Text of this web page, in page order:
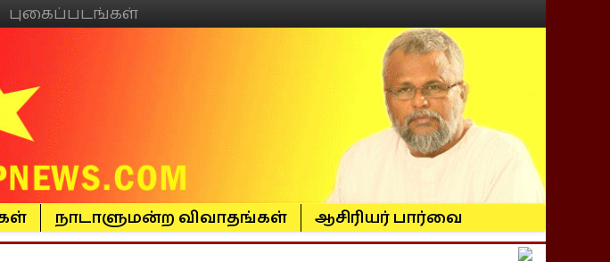
புகைப்படங்கள்
நாடாளுமன்ற விவாதங்கள் ஆசிரியர் பார்வை